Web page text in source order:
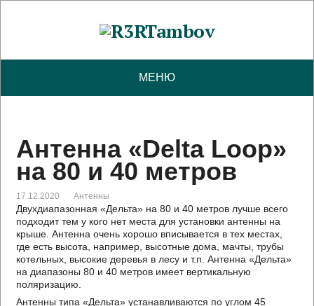
МЕНЮ
Антенна «Delta Loop»
на 80 и 40 метров
17.12.2020 Антенны
Двухдиапазонная «Дельта» на 80 и 40 метров лучше всего
подходит тем у кого нет места для установки антенны на
крыше. Антенна очень хорошо вписывается в тех местах,
где есть высота, например, высотные дома, мачты, трубы
котельных, высокие деревья в лесу и т.п. Антенна «Дельта»
на диапазоны 80 и 40 метров имеет вертикальную
поляризацию.
Антенны типа «Дельта» устанавливаются по углом 45